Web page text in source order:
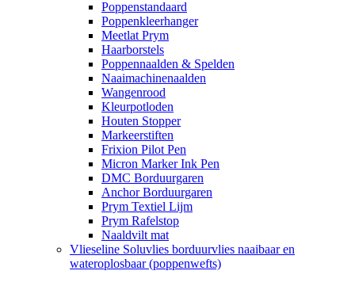
Poppenstandaard
Poppenkleerhanger
Meetlat Prym
Haarborstels
Poppennaalden & Spelden
Naaimachinenaalden
Wangenrood
Kleurpotloden
Houten Stopper
Markeerstiften
Frixion Pilot Pen
Micron Marker Ink Pen
DMC Borduurgaren
Anchor Borduurgaren
Prym Textiel Lijm
Prym Rafelstop
Naaldvilt mat
Vlieseline Soluvlies borduurvlies naaibaar en
wateroplosbaar (poppenwefts)